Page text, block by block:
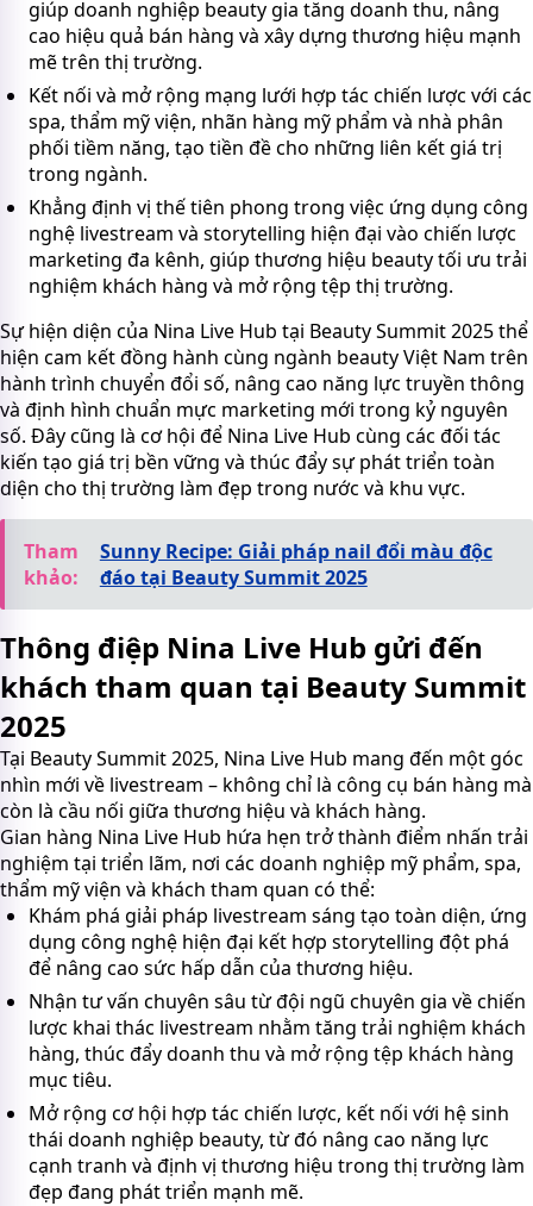
giúp doanh nghiệp beauty gia tăng doanh thu, nâng
cao hiệu quả bán hàng và xây dựng thương hiệu mạnh
mẽ trên thị trường.
Kết nối và mở rộng mạng lưới hợp tác chiến lược với các
spa, thẩm mỹ viện, nhãn hàng mỹ phẩm và nhà phân
phối tiềm năng, tạo tiền đề cho những liên kết giá trị
trong ngành.
Khẳng định vị thế tiên phong trong việc ứng dụng công
nghệ livestream và storytelling hiện đại vào chiến lược
marketing đa kênh, giúp thương hiệu beauty tối ưu trải
nghiệm khách hàng và mở rộng tệp thị trường.
Sự hiện diện của Nina Live Hub tại Beauty Summit 2025 thể
hiện cam kết đồng hành cùng ngành beauty Việt Nam trên
hành trình chuyển đổi số, nâng cao năng lực truyền thông
và định hình chuẩn mực marketing mới trong kỷ nguyên
số. Đây cũng là cơ hội để Nina Live Hub cùng các đối tác
kiến tạo giá trị bền vững và thúc đẩy sự phát triển toàn
diện cho thị trường làm đẹp trong nước và khu vực.
Tham
khảo:
Sunny Recipe: Giải pháp nail đổi màu độc
đáo tại Beauty Summit 2025
Thông điệp Nina Live Hub gửi đến
khách tham quan tại Beauty Summit
2025
Tại Beauty Summit 2025, Nina Live Hub mang đến một góc
nhìn mới về livestream – không chỉ là công cụ bán hàng mà
còn là cầu nối giữa thương hiệu và khách hàng.
Gian hàng Nina Live Hub hứa hẹn trở thành điểm nhấn trải
nghiệm tại triển lãm, nơi các doanh nghiệp mỹ phẩm, spa,
thẩm mỹ viện và khách tham quan có thể:
Khám phá giải pháp livestream sáng tạo toàn diện, ứng
dụng công nghệ hiện đại kết hợp storytelling đột phá
để nâng cao sức hấp dẫn của thương hiệu.
Nhận tư vấn chuyên sâu từ đội ngũ chuyên gia về chiến
lược khai thác livestream nhằm tăng trải nghiệm khách
hàng, thúc đẩy doanh thu và mở rộng tệp khách hàng
mục tiêu.
Mở rộng cơ hội hợp tác chiến lược, kết nối với hệ sinh
thái doanh nghiệp beauty, từ đó nâng cao năng lực
cạnh tranh và định vị thương hiệu trong thị trường làm
đẹp đang phát triển mạnh mẽ.